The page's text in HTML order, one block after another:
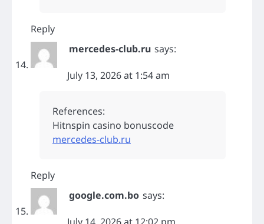
Reply
mercedes-club.ru says:
July 13, 2026 at 1:54 am
References:
Hitnspin casino bonuscode
mercedes-club.ru
Reply
google.com.bo says: